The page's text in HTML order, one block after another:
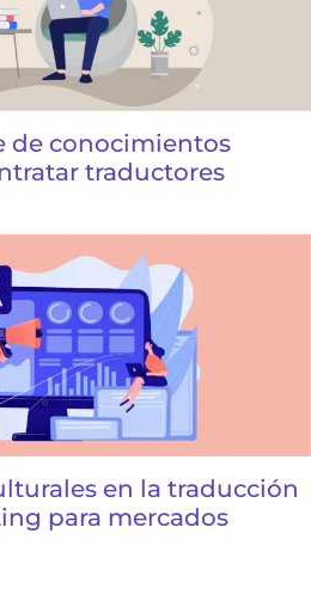
de conocimientos
traductores
en la traducción
para mercados